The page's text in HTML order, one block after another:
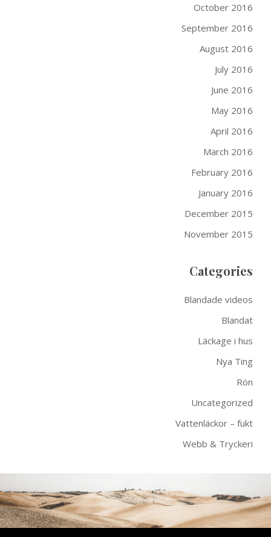
October 2016
September 2016
August 2016
July 2016
June 2016
May 2016
April 2016
March 2016
February 2016
January 2016
December 2015
November 2015
Categories
Blandade videos
Blandat
Läckage i hus
Nya Ting
Rön
Uncategorized
Vattenläckor – fukt
Webb & Tryckeri